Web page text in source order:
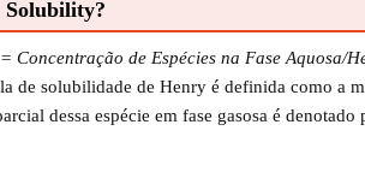
Solubility?
Concentração de Espécies na Fase Aquosa/
de solubilidade de Henry é definida como a
dessa espécie em fase gasosa é denotado